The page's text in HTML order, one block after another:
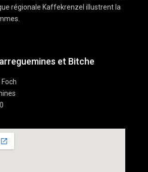
régionale Kaffekrenzel illustrent la
et Bitche